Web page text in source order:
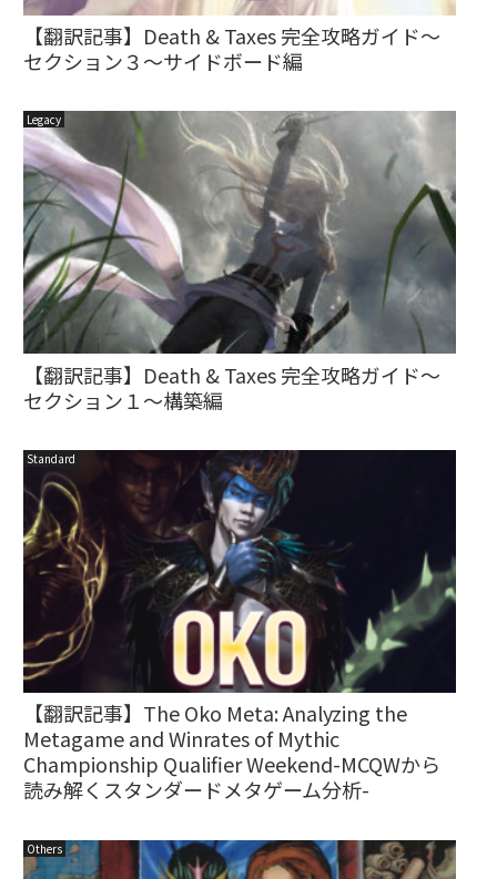
【翻訳記事】Death & Taxes 完全攻略ガイド～
セクション３～サイドボード編
Legacy
【翻訳記事】Death & Taxes 完全攻略ガイド～
セクション１～構築編
Standard
【翻訳記事】The Oko Meta: Analyzing the
Metagame and Winrates of Mythic
Championship Qualifier Weekend-MCQWから
読み解くスタンダードメタゲーム分析-
Others